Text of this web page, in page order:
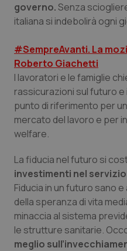
governo.Senza
italiana si indebolirà ogni
#SempreAvanti. La
Roberto Giachetti
I lavoratori e le famiglie
rassicurazioni sul futuro e
punto di riferimento per
mercato del lavoro e per
welfare.
La fiducia nel futuro si
investimenti nel
Fiducia in un futuro sano
della speranza di vita
minaccia al sistema
le strutture sanitarie.
meglio
tracking-sites-ironfish-
tracking-enable
tracking-sites-ironfish-
session-id